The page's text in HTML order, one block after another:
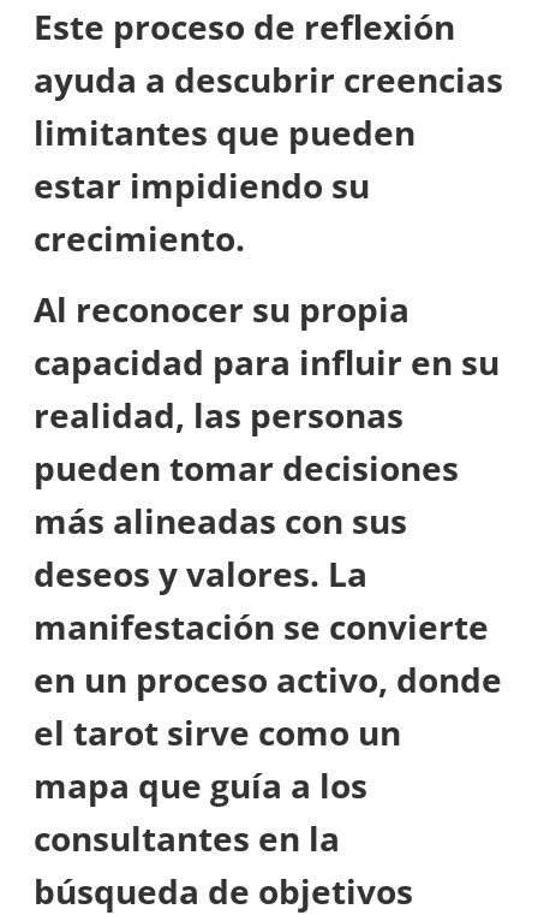
Este proceso de reflexión
ayuda a descubrir creencias
limitantes que pueden
estar impidiendo su
crecimiento.
Al reconocer su propia
capacidad para influir en su
realidad, las personas
pueden tomar decisiones
más alineadas con sus
deseos y valores. La
manifestación se convierte
en un proceso activo, donde
el tarot sirve como un
mapa que guía a los
consultantes en la
búsqueda de objetivos